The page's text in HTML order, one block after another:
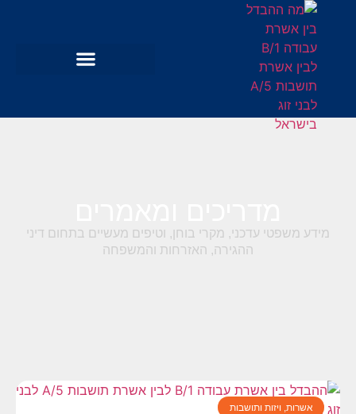
מידע משפטי עדכני, מקרי בוחן, וטיפים מעשיים בתחום דיני
ההגירה, האזרחות והמשפחה
אשרות, ויזות ותושבות